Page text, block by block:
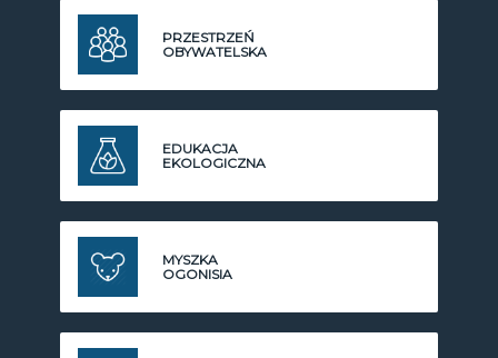
PRZESTRZEŃ
OBYWATELSKA
EDUKACJA
EKOLOGICZNA
MYSZKA
OGONISIA